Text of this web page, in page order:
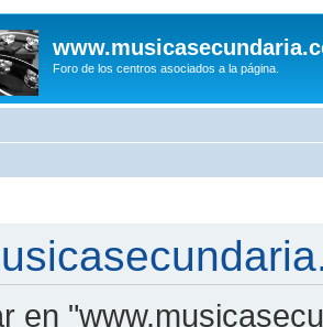
Foro de los centros asociados a la página.
en